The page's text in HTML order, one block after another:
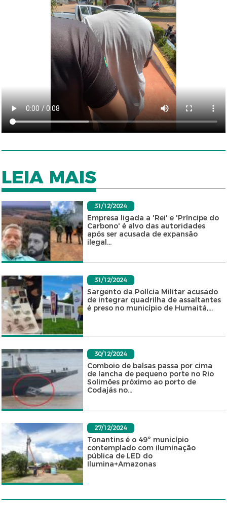
LEIA MAIS
31/12/2024
Empresa ligada a 'Rei' e 'Príncipe do
Carbono' é alvo das autoridades
após ser acusada de expansão
ilegal...
31/12/2024
Sargento da Polícia Militar acusado
de integrar quadrilha de assaltantes
é preso no município de Humaitá,...
30/12/2024
Comboio de balsas passa por cima
de lancha de pequeno porte no Rio
Solimões próximo ao porto de
Codajás no...
27/12/2024
Tonantins é o 49º município
contemplado com iluminação
pública de LED do
Ilumina+Amazonas